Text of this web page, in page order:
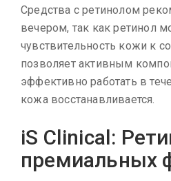
Средства с ретинолом
вечером, так как ретинол
чувствительность кожи к
позволяет активным
эффективно работать в
кожа восстанавливается.
iS Clinical:
премиальных